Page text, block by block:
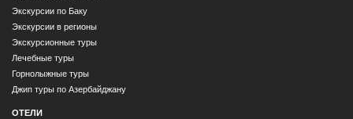
Экскурсии по Баку
Экскурсии в регионы
Экскурсионные туры
Лечебные туры
Горнолыжные туры
Джип туры по Азербайджану
ОТЕЛИ